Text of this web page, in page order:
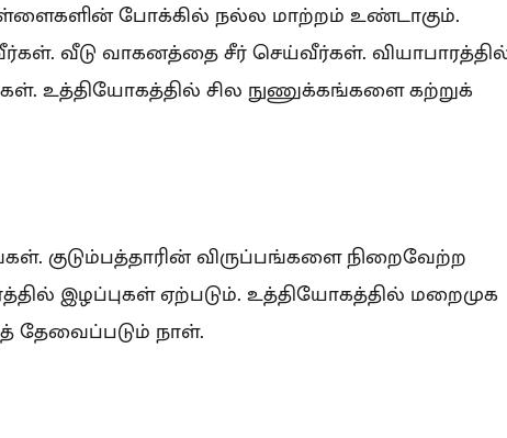
போக்கில் நல்ல மாற்றம் உண்டாகும்.
வீடு வாகனத்தை சீர் செய்வீர்கள்.
உத்தியோகத்தில் சில நுணுக்கங்களை கற்றுக்
குடும்பத்தாரின் விருப்பங்களை நிறைவேற்ற
இழப்புகள் ஏற்படும். உத்தியோகத்தில் மறைமுக
தேவைப்படும் நாள்.